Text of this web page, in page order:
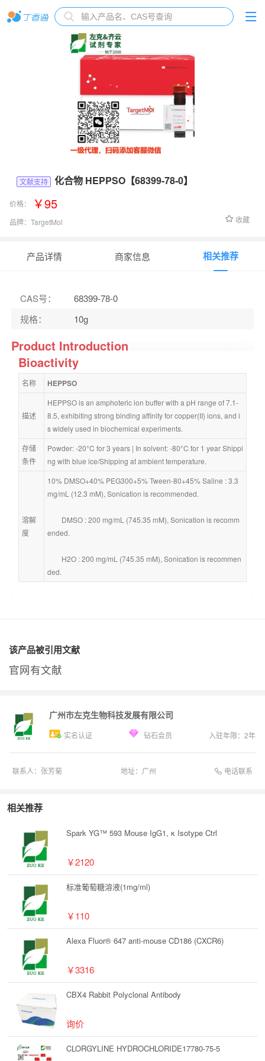
文献支持 化合物 HEPPSO【68399-78-0】
价格： ￥95
品牌： TargetMol 收藏
产品详情 商家信息 相关推荐
CAS号：
68399-78-0
规格： 10g
Product Introduction
Bioactivity
名称 HEPPSO
描述
HEPPSO is an amphoteric ion buffer with a pH range of 7.1-
8.5, exhibiting strong binding affinity for copper(II) ions, and i
s widely used in biochemical experiments.
存储
条件
Powder: -20°C for 3 years | In solvent: -80°C for 1 year Shippi
ng with blue ice/Shipping at ambient temperature.
溶解
度
10% DMSO+40% PEG300+5% Tween-80+45% Saline : 3.3
mg/mL (12.3 mM), Sonication is recommended.
ended.
ded.
该产品被引用文献
官网有文献
广州市左克生物科技发展有限公司
实名认证 钻石会员 入驻年限： 2年
联系人： 张芳菊 地址： 广州 电话联系
相关推荐
Spark YG™ 593 Mouse IgG1, κ Isotype Ctrl
￥2120
标准葡萄糖溶液(1mg/ml)
￥110
Alexa Fluor® 647 anti-mouse CD186 (CXCR6)
￥3316
CBX4 Rabbit Polyclonal Antibody
询价
CLORGYLINE HYDROCHLORIDE17780-75-5